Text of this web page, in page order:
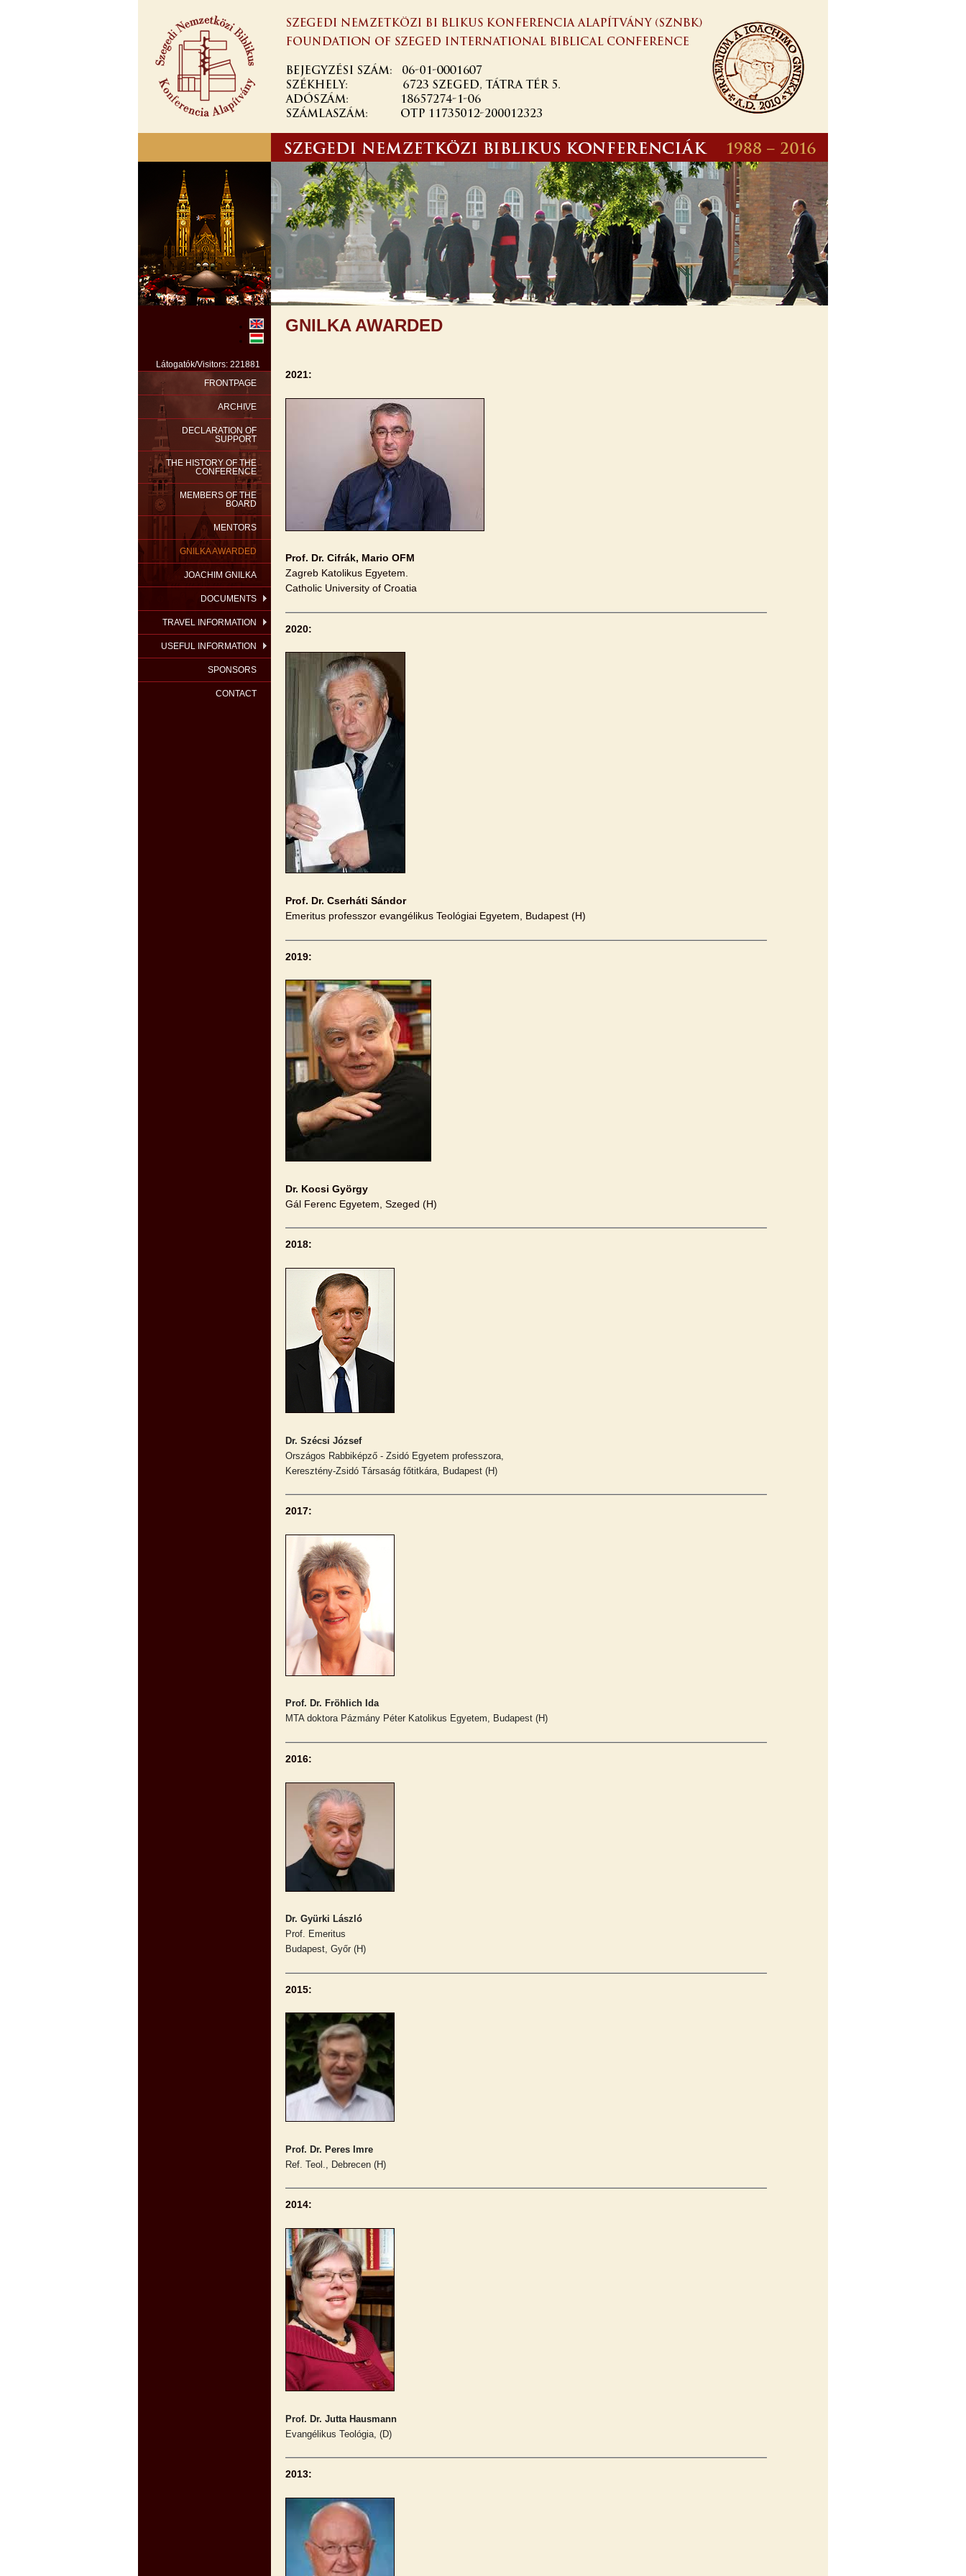
GNILKA AWARDED
2021:
Prof. Dr. Cifrák, Mario OFM
Zagreb Katolikus Egyetem.
Catholic University of Croatia
2020:
Prof. Dr. Cserháti Sándor
Emeritus professzor evangélikus Teológiai Egyetem, Budapest (H)
2019:
Dr. Kocsi György
Gál Ferenc Egyetem, Szeged (H)
2018:
Dr. Szécsi József
Országos Rabbiképző - Zsidó Egyetem professzora,
Keresztény-Zsidó Társaság főtitkára, Budapest (H)
2017:
Prof. Dr. Fröhlich Ida
MTA doktora Pázmány Péter Katolikus Egyetem, Budapest (H)
2016:
Dr. Gyürki László
Prof. Emeritus
Budapest, Győr (H)
2015:
Prof. Dr. Peres Imre
Ref. Teol., Debrecen (H)
2014:
Prof. Dr. Jutta Hausmann
Evangélikus Teológia, (D)
2013:
Látogatók/Visitors: 221881
FRONTPAGE
ARCHIVE
DECLARATION OF
SUPPORT
THE HISTORY OF THE
CONFERENCE
MEMBERS OF THE
BOARD
MENTORS
GNILKA AWARDED
JOACHIM GNILKA
DOCUMENTS
TRAVEL INFORMATION
USEFUL INFORMATION
SPONSORS
CONTACT